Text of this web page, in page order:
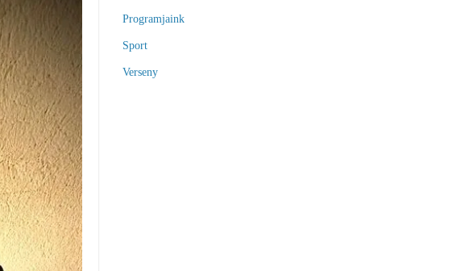
Programjaink
Sport
Verseny